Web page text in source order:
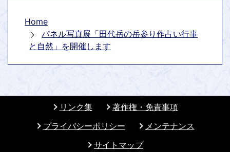
Home
パネル写真展「田代岳の岳参り作占い行事
と自然」を開催します
リンク集
著作権・免責事項
プライバシーポリシー
メンテナンス
サイトマップ